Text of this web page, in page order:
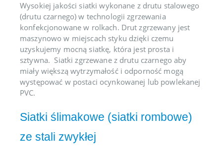
Wysokiej jakości siatki wykonane z drutu stalowego
(drutu czarnego) w technologii zgrzewania
konfekcjonowane w rolkach. Drut zgrzewany jest
maszynowo w miejscach styku dzięki czemu
uzyskujemy mocną siatkę, która jest prosta i
sztywna. Siatki zgrzewane z drutu czarnego aby
miały większą wytrzymałość i odporność mogą
występować w postaci ocynkowanej lub powlekanej
PVC.
Siatki ślimakowe (siatki rombowe)
ze stali zwykłej